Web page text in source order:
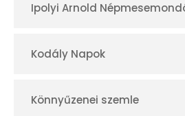
Ipolyi Arnold
Kodály Napok
Könnyűzenei szemle